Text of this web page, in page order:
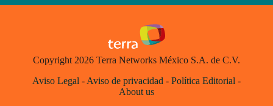
Copyright 2026 Terra Networks México S.A. de C.V.
Aviso Legal - Aviso de privacidad - Política Editorial -
About us